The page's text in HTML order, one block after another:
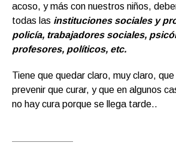
acoso, y más con nuestros niños,
todas las instituciones sociales y
policía, trabajadores sociales,
profesores, políticos, etc.
Tiene que quedar claro, muy claro,
prevenir que curar, y que en algunos
no hay cura porque se llega tarde..